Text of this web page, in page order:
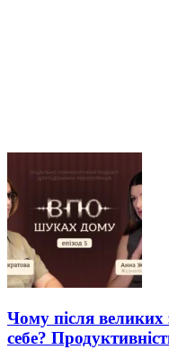
Чому після великих
себе?